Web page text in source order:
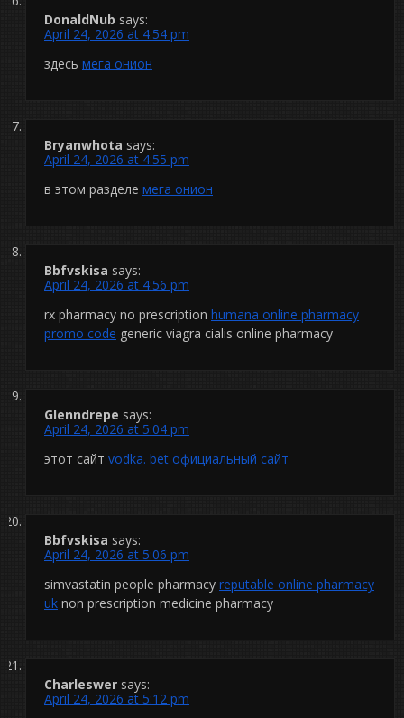
DonaldNub says:
April 24, 2026 at 4:54 pm
здесь мега онион
Bryanwhota says:
April 24, 2026 at 4:55 pm
в этом разделе мега онион
Bbfvskisa says:
April 24, 2026 at 4:56 pm
rx pharmacy no prescription humana online pharmacy
promo code generic viagra cialis online pharmacy
Glenndrepe says:
April 24, 2026 at 5:04 pm
этот сайт vodka. bet официальный сайт
Bbfvskisa says:
April 24, 2026 at 5:06 pm
simvastatin people pharmacy reputable online pharmacy
uk non prescription medicine pharmacy
Charleswer says:
April 24, 2026 at 5:12 pm